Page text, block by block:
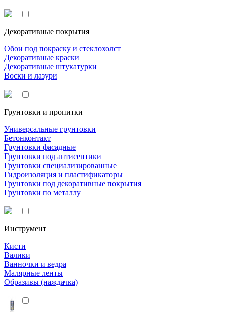
Декоративные покрытия
Обои под покраску и стеклохолст
Декоративные краски
Декоративные штукатурки
Воски и лазури
Грунтовки и пропитки
Универсальные грунтовки
Бетонконтакт
Грунтовки фасадные
Грунтовки под антисептики
Грунтовки специализированные
Гидроизоляция и пластификаторы
Грунтовки под декоративные покрытия
Грунтовки по металлу
Инструмент
Кисти
Валики
Ванночки и ведра
Малярные ленты
Образивы (наждачка)